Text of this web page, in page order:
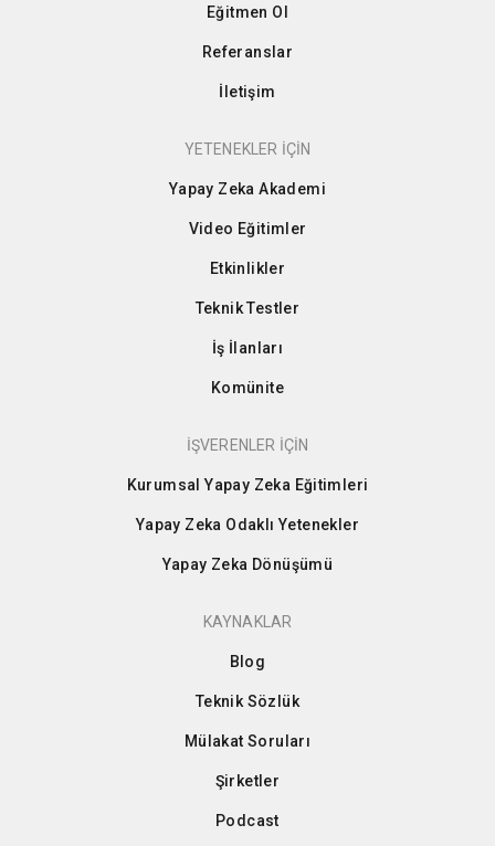
Eğitmen Ol
Referanslar
İletişim
YETENEKLER İÇİN
Yapay Zeka Akademi
Video Eğitimler
Etkinlikler
Teknik Testler
İş İlanları
Komünite
İŞVERENLER İÇİN
Kurumsal Yapay Zeka Eğitimleri
Yapay Zeka Odaklı Yetenekler
Yapay Zeka Dönüşümü
KAYNAKLAR
Blog
Teknik Sözlük
Mülakat Soruları
Şirketler
Podcast